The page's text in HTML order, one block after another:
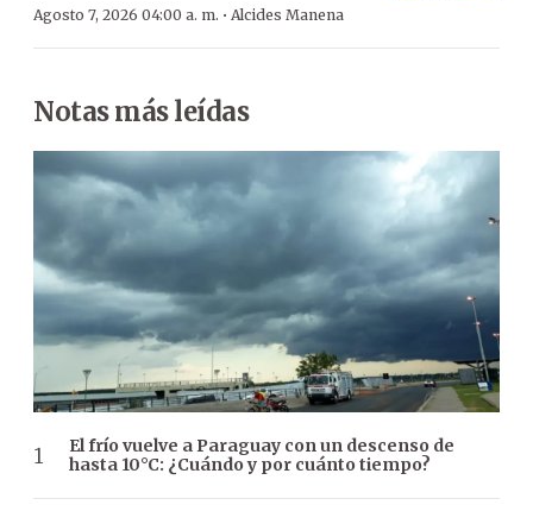
Agosto 7, 2026 04:00 a. m. · Alcides Manena
Notas más leídas
El frío vuelve a Paraguay con un descenso de
hasta 10°C: ¿Cuándo y por cuánto tiempo?